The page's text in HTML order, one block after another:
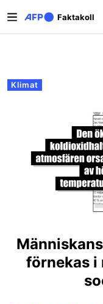
Faktakoll
Primära flikar
Klimat
förnekas i